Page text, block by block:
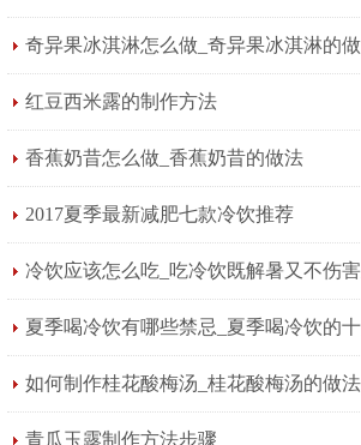
奇异果冰淇淋怎么做_奇异果冰淇淋的
红豆西米露的制作方法
香蕉奶昔怎么做_香蕉奶昔的做法
2017夏季最新减肥七款冷饮推荐
冷饮应该怎么吃_吃冷饮既解暑又不伤
方法
夏季喝冷饮有哪些禁忌_夏季喝冷饮的
如何制作桂花酸梅汤_桂花酸梅汤的做法
青瓜玉露制作方法步骤